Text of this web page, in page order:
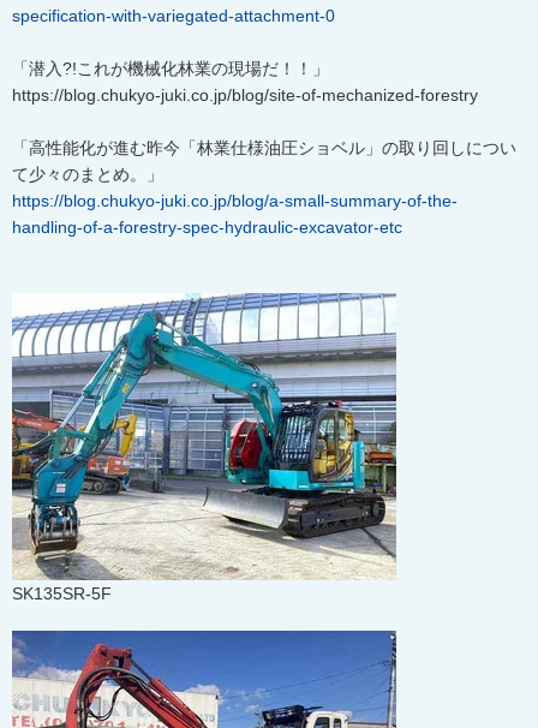
specification-with-variegated-attachment-0
「潜入?!これが機械化林業の現場だ！！」
https://blog.chukyo-juki.co.jp/blog/site-of-mechanized-forestry
「高性能化が進む昨今「林業仕様油圧ショベル」の取り回しについ
て少々のまとめ。」
https://blog.chukyo-juki.co.jp/blog/a-small-summary-of-the-
handling-of-a-forestry-spec-hydraulic-excavator-etc
SK135SR-5F